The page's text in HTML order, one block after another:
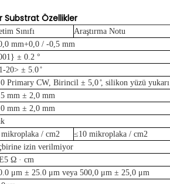
Substrat Özellikler
Sınıfı Araştırma Notu
mm+0,0 / -0,5 mm
± 0.2 °
20> ± 5.0 ̊
Primary CW, Birincil ± 5,0 ̊, silikon yüzü yukarı
mm ± 2,0 mm
mm ± 2,0 mm
/ cm2 ≤10 mikroplaka / cm2
izin verilmiyor
Ω · cm
μm ± 25.0 μm veya 500,0 μm ± 25,0 μm